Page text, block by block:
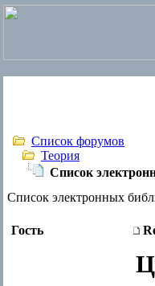
Список форумов
Теория
Список
Список электронных
Гость